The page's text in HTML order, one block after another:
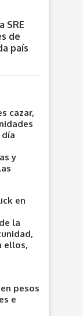
SRE
de
país
cazar,
día
y
en
la
ellos,
pesos
e